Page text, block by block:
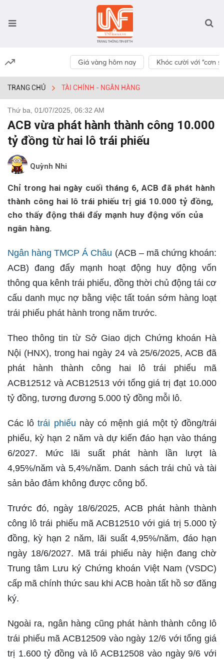
Giá vàng hôm nay Khóc cười với “cơn
TRANG CHỦ TÀI CHÍNH - NGÂN HÀNG
Thứ ba, 01/07/2025, 06:32 AM
ACB vừa phát hành thành công 10.000
tỷ đồng từ hai lô trái phiếu
Quỳnh Nhi
Chỉ trong hai ngày cuối tháng 6, ACB đã phát hành
thành công hai lô trái phiếu trị giá 10.000 tỷ đồng,
cho thấy động thái đẩy mạnh huy động vốn của
ngân hàng.
Ngân hàng TMCP Á Châu (ACB – mã chứng khoán:
ACB) đang đẩy mạnh hoạt động huy động vốn
thông qua kênh trái phiếu, đồng thời chủ động tái cơ
cấu danh mục nợ bằng việc tất toán sớm hàng loạt
trái phiếu phát hành trong năm trước.
Theo thông tin từ Sở Giao dịch Chứng khoán Hà
Nội (HNX), trong hai ngày 24 và 25/6/2025, ACB đã
phát hành thành công hai lô trái phiếu mã
ACB12512 và ACB12513 với tổng giá trị đạt 10.000
tỷ đồng, tương đương 5.000 tỷ đồng mỗi lô.
Các lôtrái phiếu này có mệnh giá một tỷ đồng/trái
phiếu, kỳ hạn 2 năm và dự kiến đáo hạn vào tháng
6/2027. Mức lãi suất phát hành lần lượt là
4,95%/năm và 5,4%/năm. Danh sách trái chủ và tài
sản bảo đảm không được công bố.
Trước đó, ngày 18/6/2025, ACB phát hành thành
công lô trái phiếu mã ACB12510 với giá trị 5.000 tỷ
đồng, kỳ hạn 2 năm, lãi suất 4,95%/năm, đáo hạn
ngày 18/6/2027. Mã trái phiếu này hiện đang chờ
Trung tâm Lưu ký Chứng khoán Việt Nam (VSDC)
cấp mã chính thức sau khi ACB hoàn tất hồ sơ đăng
ký.
Ngoài ra, ngân hàng cũng phát hành thành công lô
trái phiếu mã ACB12509 vào ngày 12/6 với tổng giá
trị 1.600 tỷ đồng và lô ACB12508 vào ngày 9/6 với